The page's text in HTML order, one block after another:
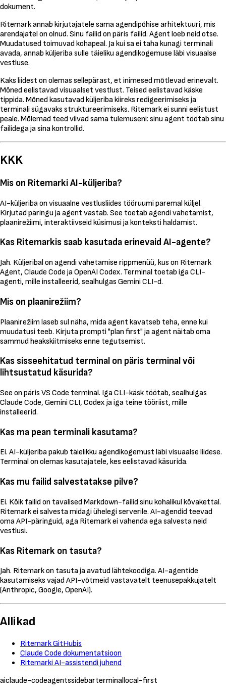
dokument.
Ritemark annab kirjutajatele sama agendipõhise arhitektuuri, mis
arendajatel on olnud. Sinu failid on päris failid. Agent loeb neid otse.
Muudatused toimuvad kohapeal. Ja kui sa ei taha kunagi terminali
avada, annab küljeriba sulle täieliku agendikogemuse läbi visuaalse
vestluse.
Kaks liidest on olemas sellepärast, et inimesed mõtlevad erinevalt.
Mõned eelistavad visuaalset vestlust. Teised eelistavad käske
tippida. Mõned kasutavad küljeriba kiireks redigeerimiseks ja
terminali sügavaks struktureerimiseks. Ritemark ei sunni eelistust
peale. Mõlemad teed viivad sama tulemuseni: sinu agent töötab sinu
failidega ja sina kontrollid.
KKK
Mis on Ritemarki AI-küljeriba?
AI-küljeriba on visuaalne vestlusliides tööruumi paremal küljel.
Kirjutad päringu ja agent vastab. See toetab agendi vahetamist,
plaanirežiimi, interaktiivseid küsimusi ja konteksti haldamist.
Kas Ritemarkis saab kasutada erinevaid AI-agente?
Jah. Küljeribal on agendi vahetamise rippmenüü, kus on Ritemark
Agent, Claude Code ja OpenAI Codex. Terminal toetab iga CLI-
agenti, mille installeerid, sealhulgas Gemini CLI-d.
Mis on plaanirežiim?
Plaanirežiim laseb sul näha, mida agent kavatseb teha, enne kui
muudatusi teeb. Kirjuta prompti "plan first" ja agent näitab oma
sammud heakskiitmiseks enne tegutsemist.
Kas sisseehitatud terminal on päris terminal või
lihtsustatud käsurida?
See on päris VS Code terminal. Iga CLI-käsk töötab, sealhulgas
Claude Code, Gemini CLI, Codex ja iga teine tööriist, mille
installeerid.
Kas ma pean terminali kasutama?
Ei. AI-küljeriba pakub täielikku agendikogemust läbi visuaalse liidese.
Terminal on olemas kasutajatele, kes eelistavad käsurida.
Kas mu failid salvestatakse pilve?
Ei. Kõik failid on tavalised Markdown-failid sinu kohalikul kõvakettal.
Ritemark ei salvesta midagi ühelegi serverile. AI-agendid teevad
oma API-päringuid, aga Ritemark ei vahenda ega salvesta neid
vestlusi.
Kas Ritemark on tasuta?
Jah. Ritemark on tasuta ja avatud lähtekoodiga. AI-agentide
kasutamiseks vajad API-võtmeid vastavatelt teenusepakkujatelt
(Anthropic, Google, OpenAI).
Allikad
Ritemark GitHubis
Claude Code dokumentatsioon
Ritemarki AI-assistendi juhend
aiclaude-codeagentssidebarterminallocal-first